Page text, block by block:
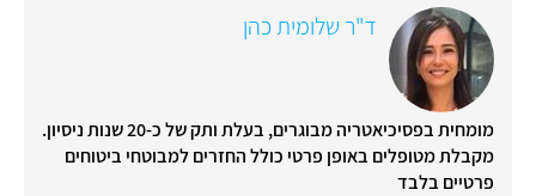
ד"ר שלומית כהן
מומחית בפסיכיאטריה מבוגרים, בעלת ותק של כ-20 שנות ניסיון.
מקבלת מטופלים באופן פרטי כולל החזרים למבוטחי ביטוחים
פרטיים בלבד